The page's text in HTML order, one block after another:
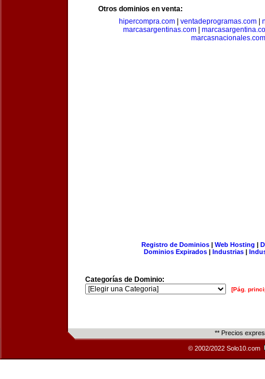
Otros dominios en venta:
hipercompra.com
ventadeprogramas.com
marcasargentinas.com
marcasnacionales.com
Registro de Dominios| Web Hosting |
Dominios Expirados | Industrias |
Categorías de Dominio:
[Pág.
** Precios
© 2002/2022 Solo10.com